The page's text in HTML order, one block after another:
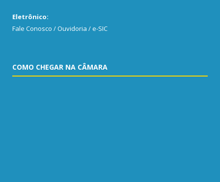
Eletrônico:
Fale Conosco / Ouvidoria / e-SIC
COMO CHEGAR NA CÂMARA